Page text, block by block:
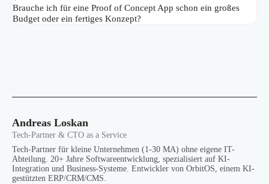
Brauche ich für eine Proof of Concept App schon ein großes
Budget oder ein fertiges Konzept?
Andreas Loskan
Tech-Partner & CTO as a Service
Tech-Partner für kleine Unternehmen (1-30 MA) ohne eigene IT-
Abteilung. 20+ Jahre Softwareentwicklung, spezialisiert auf KI-
Integration und Business-Systeme. Entwickler von OrbitOS, einem KI-
gestützten ERP/CRM/CMS.